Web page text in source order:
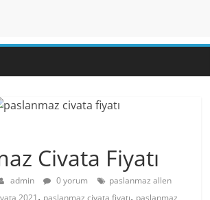
Civata Fiyatı
admin 0 yorum
paslanmaz allen
2021, paslanmaz civata fiyatı, paslanmaz